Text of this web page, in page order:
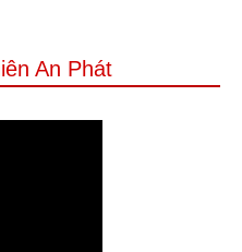
An Phát